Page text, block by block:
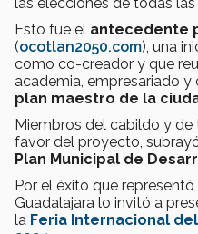
Esto fue el antecedente
(ocotlan2050.com), una
como co-creador y que
academia, empresariado y
plan maestro de la
Miembros del cabildo y
favor del proyecto,
Plan Municipal de
Por el éxito que
Guadalajara lo invitó a
la Feria Internacional